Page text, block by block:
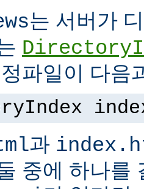
는 서버가
파일이 다음
과
중에 하나를